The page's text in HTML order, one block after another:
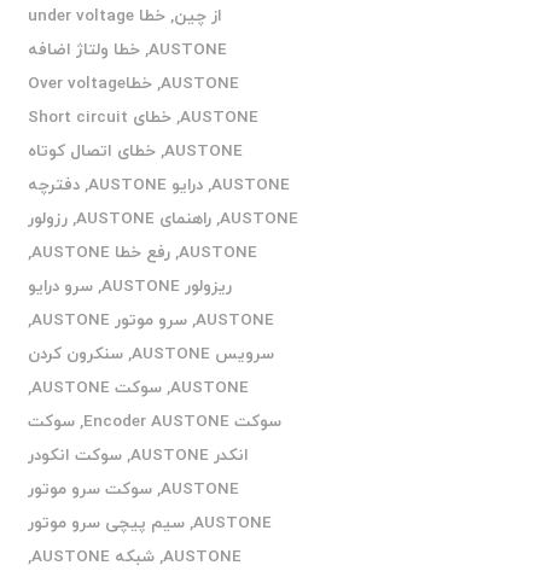
از چین,
خطا under voltage
AUSTONE
,خطا ولتاژ اضافه
AUSTONE
,
خطاOver voltage
AUSTONE
,
خطای Short circuit
AUSTONE
,خطای اتصال کوتاه
AUSTONE
,درایو AUSTONE ,دفترچه
AUSTONE
,راهنمای AUSTONE ,رزولور
AUSTONE
,رفع خطا AUSTONE
,
ریزولور AUSTONE
,سرو درایو
AUSTONE
,سرو موتور AUSTONE
,
سرویس AUSTONE
,سنکرون کردن
AUSTONE
,سوکت AUSTONE
,
سوکت Encoder AUSTONE
,سوکت
انکدر AUSTONE
,سوکت انکودر
AUSTONE
,سوکت سرو موتور
AUSTONE
,سیم پیچی سرو موتور
AUSTONE
,شبکه AUSTONE
,